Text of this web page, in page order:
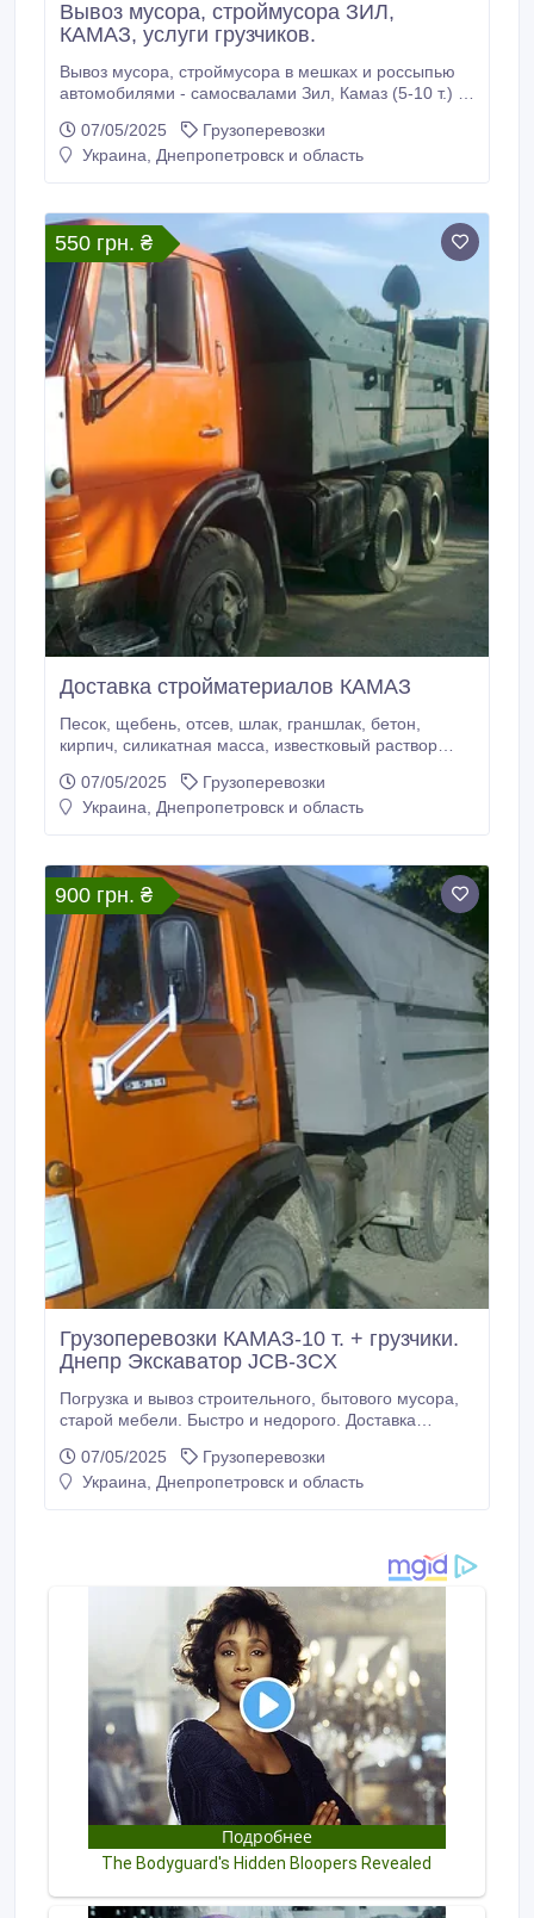
Вывоз мусора, строймусора ЗИЛ,
КАМАЗ, услуги грузчиков.
Вывоз мусора, строймусора в мешках и россыпью
автомобилями - самосвалами Зил, Камаз (5-10 т.) с
07/05/2025
Грузоперевозки
Украина, Днепропетровск и область
550 грн. ₴
Доставка стройматериалов КАМАЗ
Песок, щебень, отсев, шлак, граншлак, бетон,
кирпич, силикатная масса, известковый раствор
Услуги грузчиков. тел. 796-75-87 067-121-69-24 050-
012-77-17. Николай..
07/05/2025
Грузоперевозки
Украина, Днепропетровск и область
900 грн. ₴
Грузоперевозки КАМАЗ-10 т. + грузчики.
Днепр Экскаватор JCB-3CX
Погрузка и вывоз строительного, бытового мусора,
старой мебели. Быстро и недорого. Доставка
3CX. ООО, Работаем с НДС/без НДС. тел. 796-75-
87, 067-121-69-24, 050-012-77-17..
07/05/2025
Грузоперевозки
Украина, Днепропетровск и область